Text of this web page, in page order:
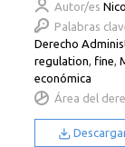
Autor/es
Palabras
Derecho
regulation, fine,
económica
Área del